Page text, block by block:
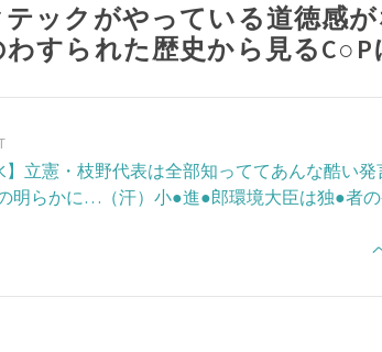
ックがやっている道徳感
すられた歴史から見る
】立憲・枝野代表は全部知っててあんな酷い
明らかに…（汗）小●進●郎環境大臣は独●者